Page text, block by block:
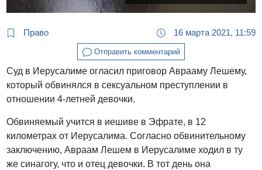
Право 16 марта 2021, 11:59
Отправить комментарий
Суд в Иерусалиме огласил приговор Аврааму Лешему,
который обвинялся в сексуальном преступлении в
отношении 4-летней девочки.
Обвиняемый учится в иешиве в Эфрате, в 12
километрах от Иерусалима. Согласно обвинительному
заключению, Авраам Лешем в Иерусалиме ходил в ту
же синагогу, что и отец девочки. В тот день она